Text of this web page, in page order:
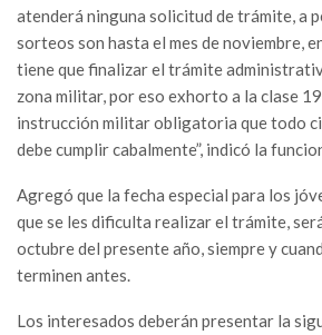
atenderá ninguna solicitud de trámite, a
sorteos son hasta el mes de noviembre,
tiene que finalizar el trámite
zona militar, por eso exhorto a la clase
instrucción militar obligatoria que todo
debe cumplir cabalmente”, indicó la
Agregó que la fecha especial para los
que se les dificulta realizar el trámite,
octubre del presente año, siempre y
terminen antes.
Los interesados deberán presentar la